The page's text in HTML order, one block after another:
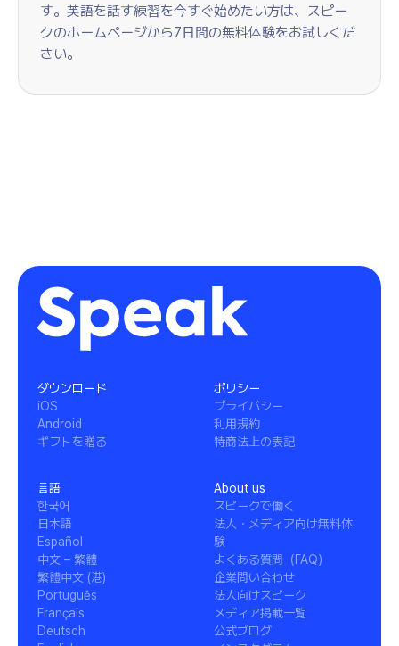
す。英語を話す練習を今すぐ始めたい方は、スピー
クのホームページから7日間の無料体験をお試しくだ
さい。
About us
スピークで働く
法人・メディア向け無料体
験
よくある質問（FAQ）
企業問い合わせ
法人向けスピーク
メディア掲載一覧
公式ブログ
ポリシー
プライバシー
利用規約
特商法上の表記
言語
한국어
日本語
Español
中文 – 繁體
繁體中文 (港)
Português
Français
Deutsch
ダウンロード
iOS
Android
ギフトを贈る